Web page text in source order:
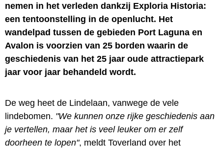
nemen in het verleden dankzij Exploria Historia:
een tentoonstelling in de openlucht. Het
wandelpad tussen de gebieden Port Laguna en
Avalon is voorzien van 25 borden waarin de
geschiedenis van het 25 jaar oude attractiepark
jaar voor jaar behandeld wordt.
De weg heet de Lindelaan, vanwege de vele
lindebomen. "We kunnen onze rijke geschiedenis aan
je vertellen, maar het is veel leuker om er zelf
doorheen te lopen", meldt Toverland over het